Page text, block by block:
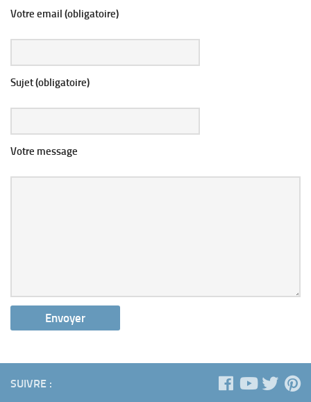
Votre email (obligatoire)
Sujet (obligatoire)
Votre message
SUIVRE :